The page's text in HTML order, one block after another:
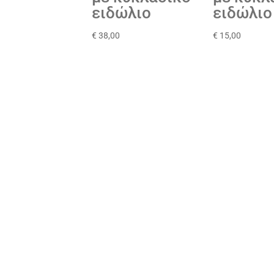
ειδώλιο
€ 38,00
ειδώλιο
€ 15,00